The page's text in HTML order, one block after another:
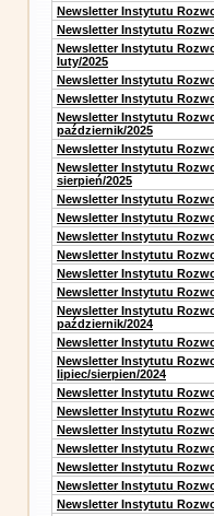
Newsletter Instytutu
Newsletter Instytutu
Newsletter Instytutu
luty/2025
Newsletter Instytutu
Newsletter Instytutu
Newsletter Instytutu
październik/2025
Newsletter Instytutu
Newsletter Instytutu
sierpień/2025
Newsletter Instytutu
Newsletter Instytutu
Newsletter Instytutu
Newsletter Instytutu
Newsletter Instytutu
Newsletter Instytutu
Newsletter Instytutu
październik/2024
Newsletter Instytutu
Newsletter Instytutu
lipiec/sierpien/2024
Newsletter Instytutu
Newsletter Instytutu
Newsletter Instytutu
Newsletter Instytutu
Newsletter Instytutu
Newsletter Instytutu
Newsletter Instytutu